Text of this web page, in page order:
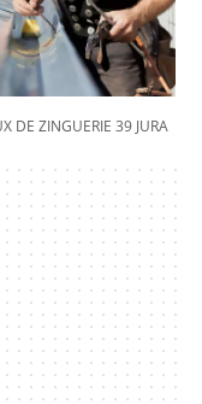
DE ZINGUERIE 39 JURA